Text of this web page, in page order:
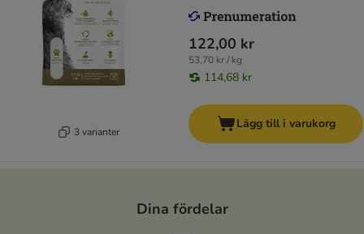
3 varianter
122,00 kr
53,70 kr / kg
114,68 kr
Lägg till i varukorg
Dina fördelar